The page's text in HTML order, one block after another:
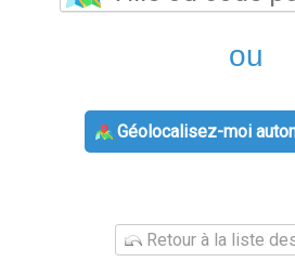
ou
Géolocalisez-moi
Retour à la liste